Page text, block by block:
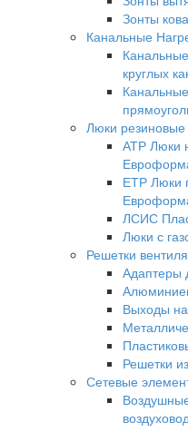
Зонты
Канальные
круглых
Люки резиновые
АТР Люки
ЕТР Люки
ЛСИС
Люки с
Решетки
Адаптеры
Выходы
Решетки
Сетевые